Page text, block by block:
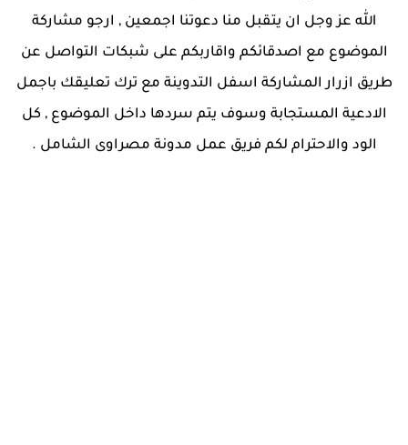
الله عز وجل ان يتقبل منا دعوتنا اجمعين , ارجو مشاركة
الموضوع مع اصدقائكم واقاربكم على شبكات التواصل عن
طريق ازرار المشاركة اسفل التدوينة مع ترك تعليقك باجمل
الادعية المستجابة وسوف يتم سردها داخل الموضوع , كل
الود والاحترام لكم فريق عمل مدونة مصراوى الشامل .